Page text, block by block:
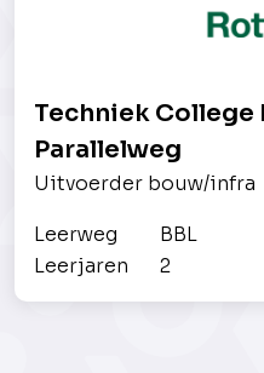
Techniek College
Parallelweg
Uitvoerder bouw/infra
Leerweg
BBL
Leerjaren
2